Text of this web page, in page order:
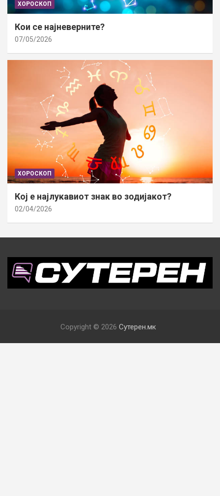
ХОРОСКОП
Кои се најневерните?
07/05/2026
ХОРОСКОП
Кој е најлукавиот знак во зодијакот?
02/04/2026
Copyright © 2026 Сутерен.мк